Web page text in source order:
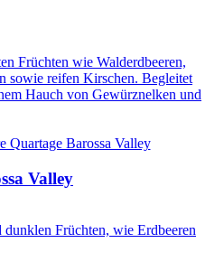
Früchten wie Walderdbeeren,
sowie reifen Kirschen. Begleitet
Hauch von Gewürznelken und
Valley
Früchten, wie Erdbeeren